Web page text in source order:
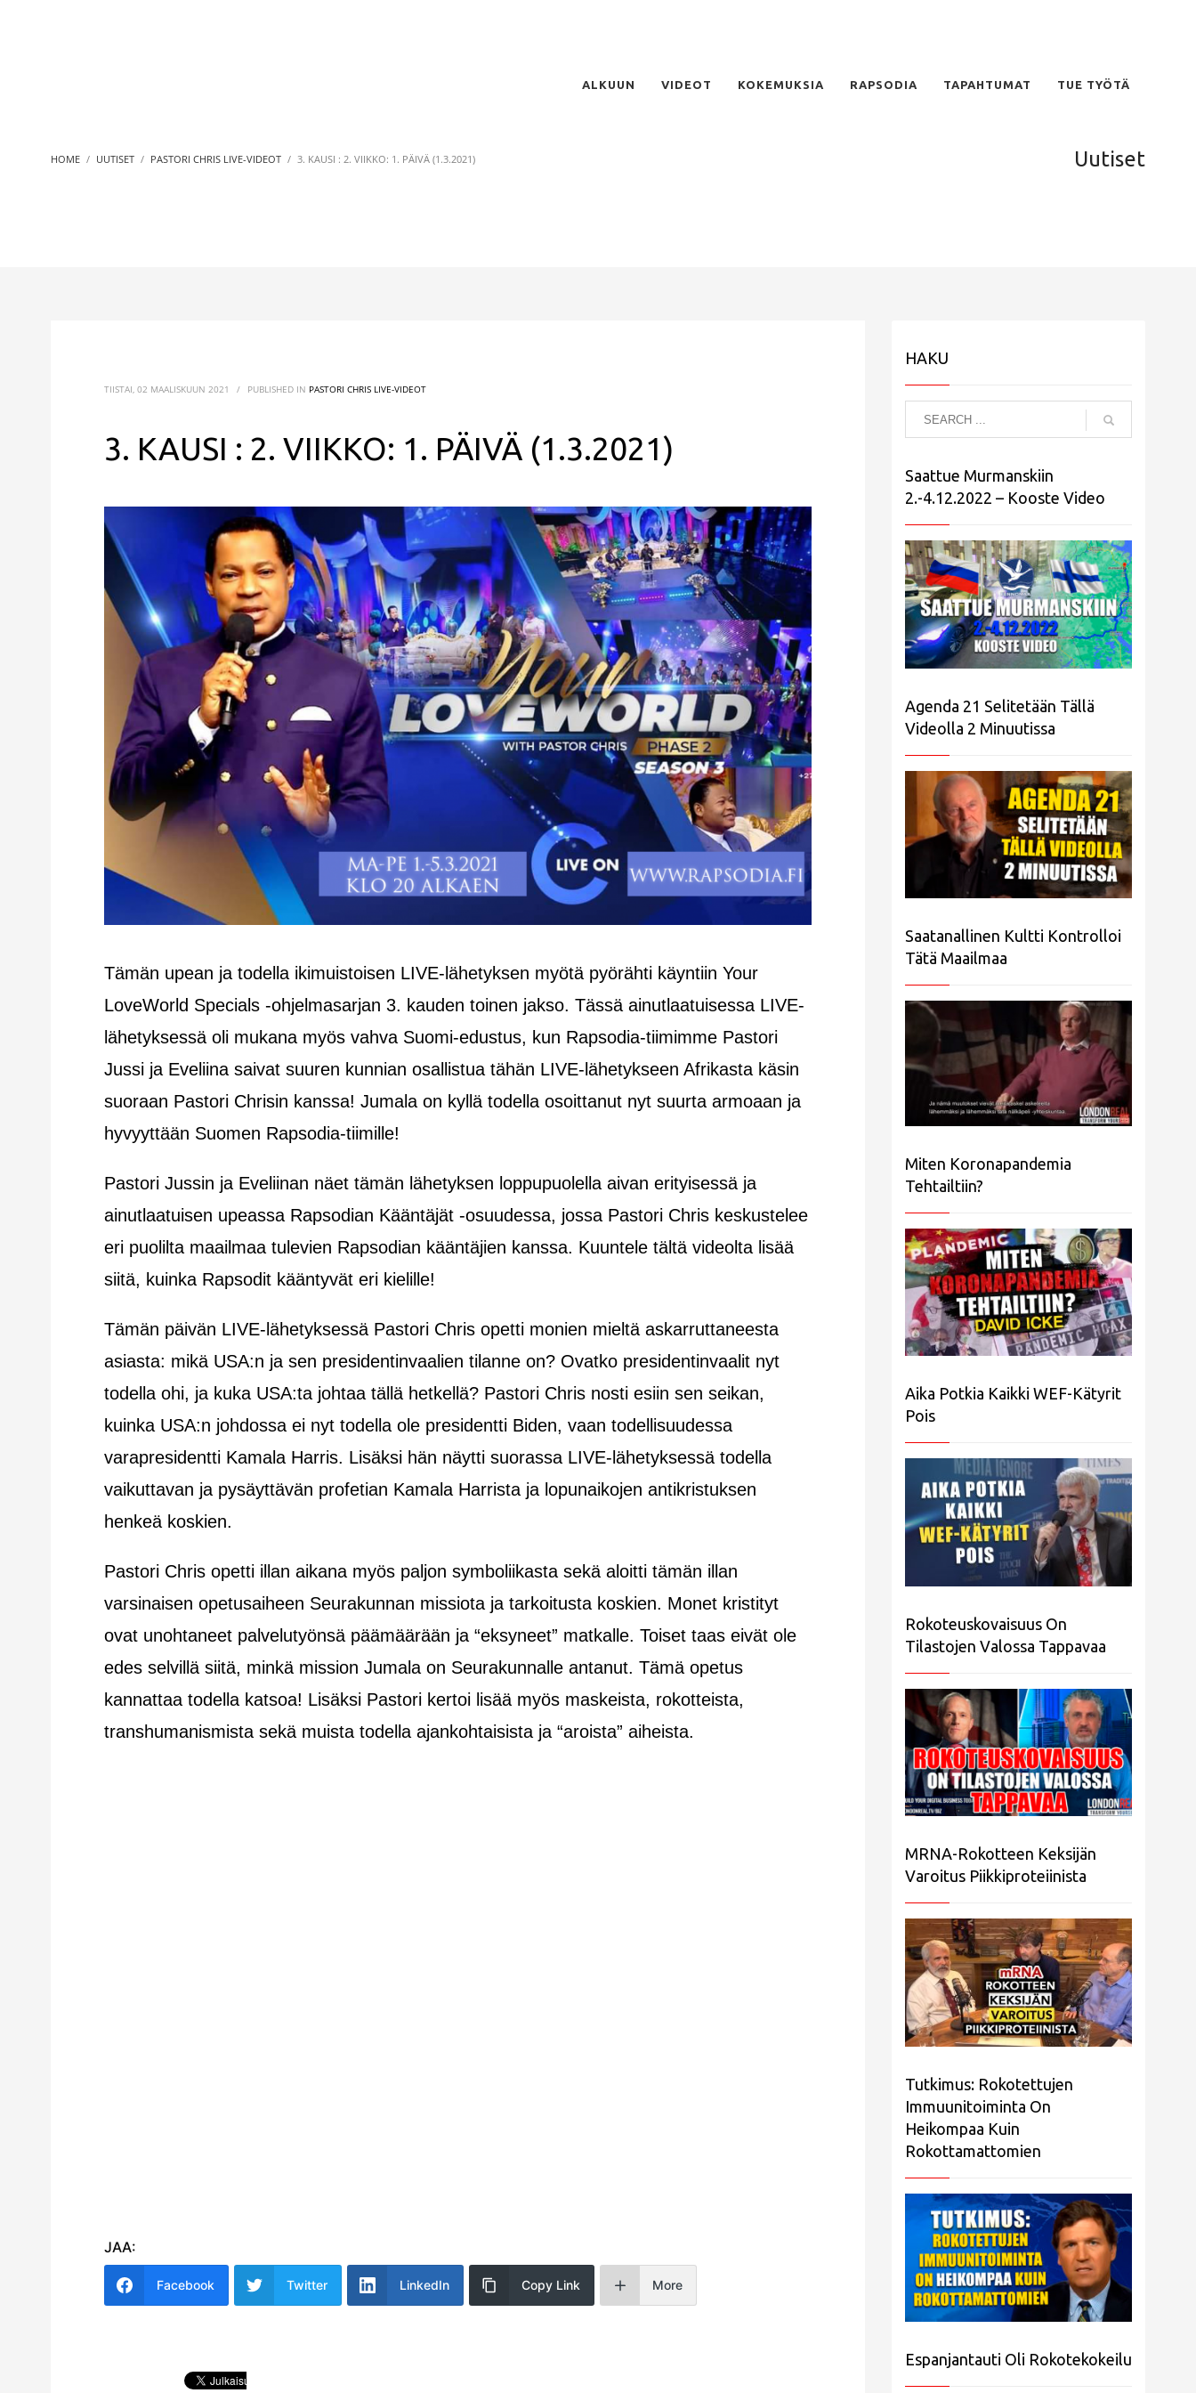
ALKUUN VIDEOT KOKEMUKSIA RAPSODIA TAPAHTUMAT TUE TYÖTÄ
HOME UUTISET PASTORI CHRIS LIVE-VIDEOT 3. KAUSI : 2. VIIKKO: 1. PÄIVÄ (1.3.2021) Uutiset
TIISTAI, 02 MAALISKUUN 2021 / PUBLISHED IN PASTORI CHRIS LIVE-VIDEOT
3. KAUSI : 2. VIIKKO: 1. PÄIVÄ (1.3.2021)
Tämän upean ja todella ikimuistoisen LIVE-lähetyksen myötä pyörähti käyntiin Your
LoveWorld Specials -ohjelmasarjan 3. kauden toinen jakso. Tässä ainutlaatuisessa LIVE-
lähetyksessä oli mukana myös vahva Suomi-edustus, kun Rapsodia-tiimimme Pastori
Jussi ja Eveliina saivat suuren kunnian osallistua tähän LIVE-lähetykseen Afrikasta käsin
suoraan Pastori Chrisin kanssa! Jumala on kyllä todella osoittanut nyt suurta armoaan ja
hyvyyttään Suomen Rapsodia-tiimille!
Pastori Jussin ja Eveliinan näet tämän lähetyksen loppupuolella aivan erityisessä ja
ainutlaatuisen upeassa Rapsodian Kääntäjät -osuudessa, jossa Pastori Chris keskustelee
eri puolilta maailmaa tulevien Rapsodian kääntäjien kanssa. Kuuntele tältä videolta lisää
siitä, kuinka Rapsodit kääntyvät eri kielille!
Tämän päivän LIVE-lähetyksessä Pastori Chris opetti monien mieltä askarruttaneesta
asiasta: mikä USA:n ja sen presidentinvaalien tilanne on? Ovatko presidentinvaalit nyt
todella ohi, ja kuka USA:ta johtaa tällä hetkellä? Pastori Chris nosti esiin sen seikan,
kuinka USA:n johdossa ei nyt todella ole presidentti Biden, vaan todellisuudessa
varapresidentti Kamala Harris. Lisäksi hän näytti suorassa LIVE-lähetyksessä todella
vaikuttavan ja pysäyttävän profetian Kamala Harrista ja lopunaikojen antikristuksen
henkeä koskien.
Pastori Chris opetti illan aikana myös paljon symboliikasta sekä aloitti tämän illan
varsinaisen opetusaiheen Seurakunnan missiota ja tarkoitusta koskien. Monet kristityt
ovat unohtaneet palvelutyönsä päämäärään ja “eksyneet” matkalle. Toiset taas eivät ole
edes selvillä siitä, minkä mission Jumala on Seurakunnalle antanut. Tämä opetus
kannattaa todella katsoa! Lisäksi Pastori kertoi lisää myös maskeista, rokotteista,
transhumanismista sekä muista todella ajankohtaisista ja “aroista” aiheista.
JAA:
Facebook Twitter LinkedIn Copy Link More
HAKU
Saattue Murmanskiin
2.-4.12.2022 – Kooste Video
Agenda 21 Selitetään Tällä
Videolla 2 Minuutissa
Saatanallinen Kultti Kontrolloi
Tätä Maailmaa
Miten Koronapandemia
Tehtailtiin?
Aika Potkia Kaikki WEF-Kätyrit
Pois
Rokoteuskovaisuus On
Tilastojen Valossa Tappavaa
MRNA-Rokotteen Keksijän
Varoitus Piikkiproteiinista
Tutkimus: Rokotettujen
Immuunitoiminta On
Heikompaa Kuin
Rokottamattomien
Espanjantauti Oli Rokotekokeilu